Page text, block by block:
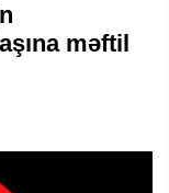
məftil